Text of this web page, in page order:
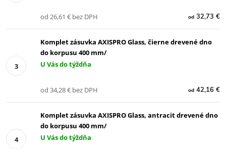
od32,73 €
od 26,61 € bez DPH
Komplet zásuvka AXISPRO Glass, čierne drevené dno
do korpusu 400 mm/
U Vás do týždňa
od42,16 €
od 34,28 € bez DPH
Komplet zásuvka AXISPRO Glass, antracit drevené dno
do korpusu 400 mm/
U Vás do týždňa